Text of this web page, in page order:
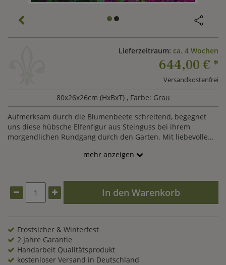
Lieferzeitraum: ca. 4 Wochen
644,00 € *
Versandkostenfrei
80x26x26cm (HxBxT) , Farbe: Grau
Aufmerksam durch die Blumenbeete schreitend, begegnet
uns diese hübsche Elfenfigur aus Steinguss bei ihrem
morgendlichen Rundgang durch den Garten. Mit liebevollem
von der gartenhecke über das Rosenbeet bis zum
Gartenteich. Bis ins kleinste Detail fein ausgearbeitet, besticht
Ausstrahlung von Freude und Harmonie. Bereichern Sie Ihren
Garten auf ganz besondere Weise mit Vaisey, unserer
reizenden Elfenfigur aus Steinguss.
mehr anzeigen
In den Warenkorb
Frostsicher & Winterfest
2 Jahre Garantie
Handarbeit Qualitätsprodukt
kostenloser Versand in Deutschland